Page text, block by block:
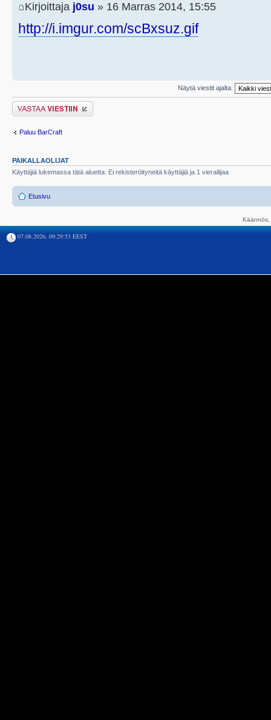
Kirjoittaja j0su » 16 Marras 2014, 15:55
http://i.imgur.com/scBxsuz.gif
Näytä viestit ajalta:
Lähetä vastaus
Paluu BarCraft
PAIKALLAOLIJAT
Käyttäjiä lukemassa tätä aluetta: Ei rekisteröityneitä käyttäjiä ja 1 vierailijaa
Etusivu
07.08.2026, 09:29:53 EEST